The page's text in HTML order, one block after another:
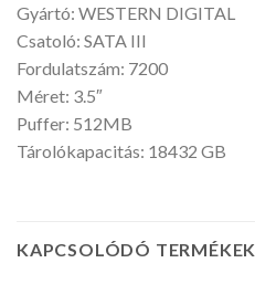
Gyártó: WESTERN DIGITAL
Csatoló: SATA III
Fordulatszám: 7200
Méret: 3.5″
Puffer: 512MB
Tárolókapacitás: 18432 GB
KAPCSOLÓDÓ TERMÉKEK